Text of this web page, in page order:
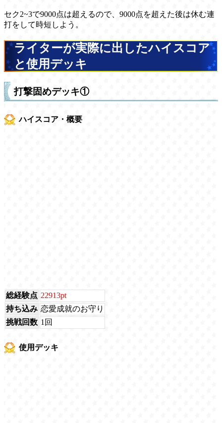
セク2~3で9000点は超えるので、9000点を超えた後は休む連
打をして時短しよう。
ライターが実際に出したハイスコア
と使用デッキ
打撃固めデッキ①
ハイスコア・概要
総経験点 22913pt
持ち込み 恋愛成就のお守り
挑戦回数 1回
使用デッキ